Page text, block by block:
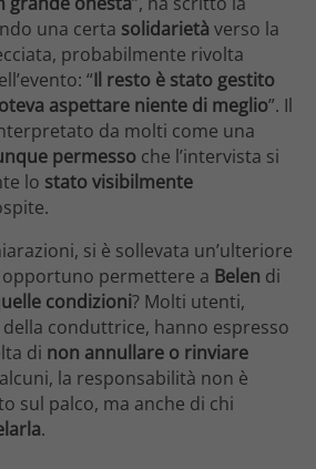
una certa solidarietà verso la
probabilmente rivolta
“Il resto è stato gestito
aspettare niente di meglio”. Il
da molti come una
permesso che l’intervista si
lo stato visibilmente
si è sollevata un’ulteriore
opportuno permettere a Belen di
condizioni? Molti utenti,
conduttrice, hanno espresso
di non annullare o rinviare
la responsabilità non è
sul palco, ma anche di chi
.